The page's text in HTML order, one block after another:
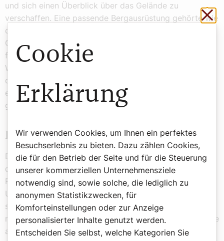
und sich einen Überblick über das Gelände zu
verschaffen. Eine passende Bergausrüstung gehörte wie
das Amen im Gebet zu jeder Unternehmung im freien
Gelände. Denn es geht auch darum, Vorsorge zu treffen
für Situationen, in denen etwa ein überraschender
Wetterumschwung für Gefahrenmomente sorgt. Oder
die Kräfte versagen. Dann heißt es anzuerkennen, dass
eigenes Können und Vermögen nicht ausreichen, um
gesetzte Ziele zu erreichen.
Das Drama am Großglockner
Der fehlenden Fähigkeit umzukehren ist geschuldet,
dass es zum Drama am Glockner gekommen ist. Die im
Rahmen des Prozessgeschehens bekannt gewordenen
Umstände lassen auf mangelndes Einfühlungsvermögen
schließen. Besonders weil das Bergsteiger-Duo ja eng
miteinander verbunden war. Allem Anschein nach wurde
alles einem einzigen Ziel untergeordnet: dem Erreichen
Cookie
Erklärung
Wir verwenden Cookies, um Ihnen ein perfektes
Besuchserlebnis zu bieten. Dazu zählen Cookies,
die für den Betrieb der Seite und für die Steuerung
unserer kommerziellen Unternehmensziele
notwendig sind, sowie solche, die lediglich zu
anonymen Statistikzwecken, für
Komforteinstellungen oder zur Anzeige
personalisierter Inhalte genutzt werden.
Entscheiden Sie selbst, welche Kategorien Sie